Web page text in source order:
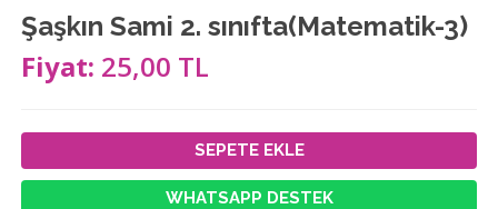
Şaşkın Sami 2. sınıfta(Matematik-3)
Fiyat: 25,00 TL
SEPETE EKLE
WHATSAPP DESTEK